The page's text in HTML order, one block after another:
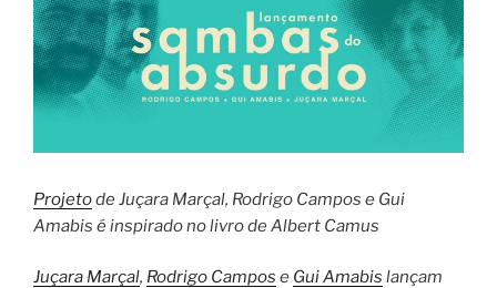
Projetode Juçara Marçal, Rodrigo Campos e Gui
Amabis é inspirado no livro de Albert Camus
Juçara Marçal, Rodrigo Campos e Gui Amabis lançam